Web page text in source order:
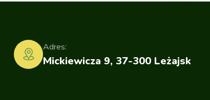
Mickiewicza 9, 37-300 Leżajsk
Adres: